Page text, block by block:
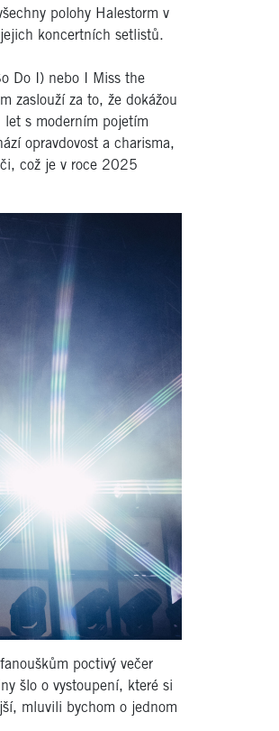
polohy Halestorm v
koncertních setlistů.
Do I) nebo I Miss the
zaslouží za to, že dokážou
let s moderním pojetím
opravdovost a charisma,
což je v roce 2025
poctivý večer
šlo o vystoupení, které si
mluvili bychom o jednom